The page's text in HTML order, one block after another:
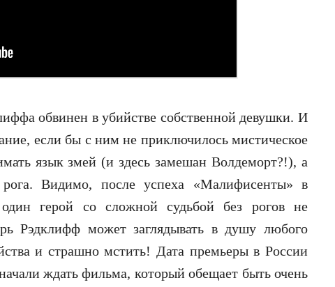
обвинен в убийстве собственной девушки. И
если бы с ним не приключилось мистическое
язык змей (и здесь замешан Волдеморт?!), а
Видимо, после успеха «Малифисенты» в
герой со сложной судьбой без рогов не
Рэдклифф может заглядывать в душу любого
и страшно мстить! Дата премьеры в России
ждать фильма, который обещает быть очень